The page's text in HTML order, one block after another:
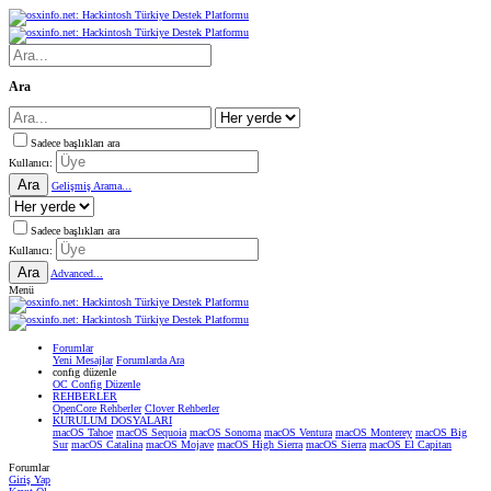
Ara
Sadece başlıkları ara
Kullanıcı:
Ara Gelişmiş Arama...
Sadece başlıkları ara
Kullanıcı:
Ara
Advanced...
Menü
Forumlar
Yeni Mesajlar Forumlarda Ara
confıg düzenle
OC Config Düzenle
REHBERLER
OpenCore Rehberler Clover Rehberler
KURULUM DOSYALARI
macOS Tahoe macOS Sequoia macOS Sonoma macOS Ventura macOS Monterey macOS Big
Sur macOS Catalina macOS Mojave macOS High Sierra macOS Sierra macOS El Capitan
Forumlar
Giriş Yap